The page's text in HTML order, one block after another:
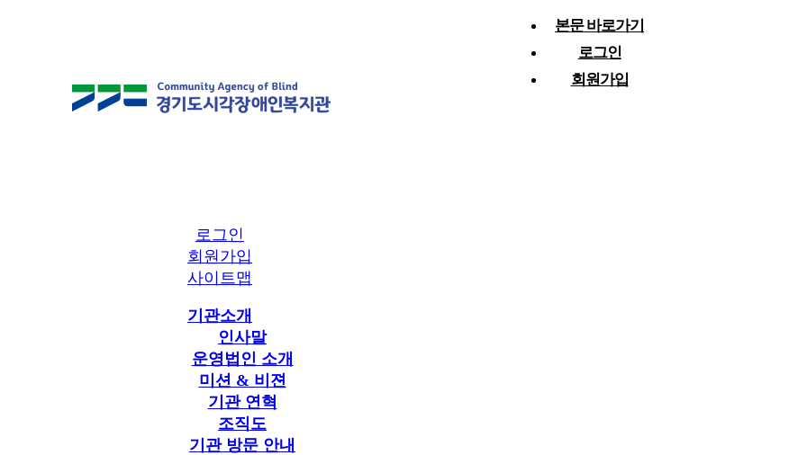
로그인
회원가입
사이트맵
기관소개
인사말
운영법인 소개
미션 & 비젼
기관 연혁
조직도
기관 방문 안내
본문 바로가기
로그인
회원가입